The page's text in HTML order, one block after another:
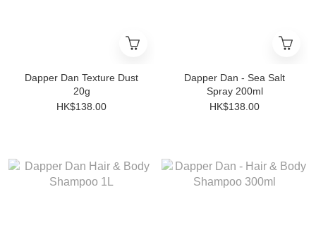
Dapper Dan Texture Dust
20g
HK$138.00
Dapper Dan - Sea Salt
Spray 200ml
HK$138.00